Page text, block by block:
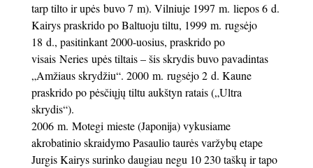
tarp tilto ir upės buvo 7 m). Vilniuje 1997 m. liepos 6 d.
Kairys praskrido po Baltuoju tiltu, 1999 m. rugsėjo
18 d., pasitinkant 2000-uosius, praskrido po
visais Neries upės tiltais – šis skrydis buvo pavadintas
„Amžiaus skrydžiu“. 2000 m. rugsėjo 2 d. Kaune
praskrido po pėsčiųjų tiltu aukštyn ratais („Ultra
skrydis“).
2006 m. Motegi mieste (Japonija) vykusiame
akrobatinio skraidymo Pasaulio taurės varžybų etape
Jurgis Kairys surinko daugiau negu 10 230 taškų ir tapo